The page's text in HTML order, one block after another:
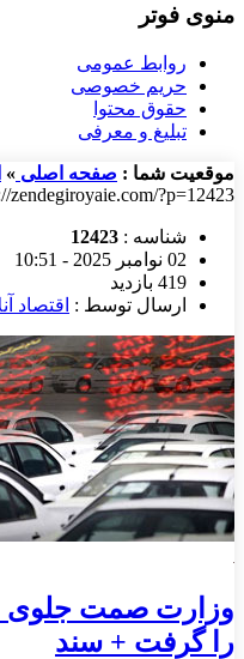
منوی فوتر
روابط عمومی
حریم خصوصی
حقوق محتوا
تبلیغ و معرفی
موقعیت شما : صفحه اصلی »
zendegiroyaie.com/?p=12423
شناسه : 12423
02 نوامبر 2025 - 10:51
419 بازدید
ارسال توسط : اقتصاد
وزارت صمت جلوی
را گرفت + سند